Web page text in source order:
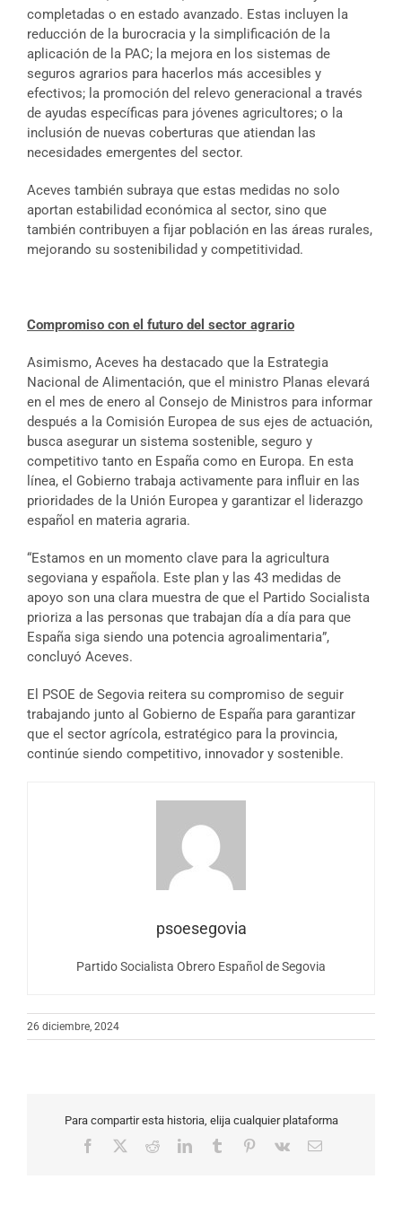
completadas o en estado avanzado. Estas incluyen la
reducción de la burocracia y la simplificación de la
aplicación de la PAC; la mejora en los sistemas de
seguros agrarios para hacerlos más accesibles y
efectivos; la promoción del relevo generacional a través
de ayudas específicas para jóvenes agricultores; o la
inclusión de nuevas coberturas que atiendan las
necesidades emergentes del sector.
Aceves también subraya que estas medidas no solo
aportan estabilidad económica al sector, sino que
también contribuyen a fijar población en las áreas rurales,
mejorando su sostenibilidad y competitividad.
Compromiso con el futuro del sector agrario
Asimismo, Aceves ha destacado que la Estrategia
Nacional de Alimentación, que el ministro Planas elevará
en el mes de enero al Consejo de Ministros para informar
después a la Comisión Europea de sus ejes de actuación,
busca asegurar un sistema sostenible, seguro y
competitivo tanto en España como en Europa. En esta
línea, el Gobierno trabaja activamente para influir en las
prioridades de la Unión Europea y garantizar el liderazgo
español en materia agraria.
“Estamos en un momento clave para la agricultura
segoviana y española. Este plan y las 43 medidas de
apoyo son una clara muestra de que el Partido Socialista
prioriza a las personas que trabajan día a día para que
España siga siendo una potencia agroalimentaria”,
concluyó Aceves.
El PSOE de Segovia reitera su compromiso de seguir
trabajando junto al Gobierno de España para garantizar
que el sector agrícola, estratégico para la provincia,
continúe siendo competitivo, innovador y sostenible.
psoesegovia
Partido Socialista Obrero Español de Segovia
26 diciembre, 2024
Para compartir esta historia, elija cualquier plataforma
Facebook RedditLinkedInTumblr Pinterest
Vk
Correo